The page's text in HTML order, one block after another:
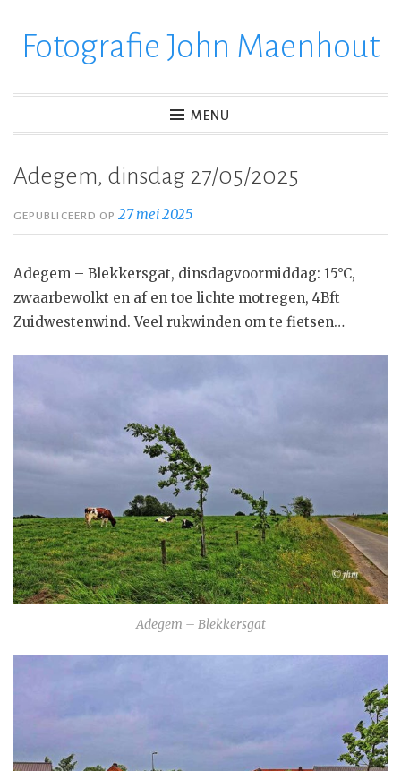
verderFotografie John Maenhout
MENU
Adegem, dinsdag 27/05/2025
GEPUBLICEERD OP27 mei 2025
Adegem – Blekkersgat, dinsdagvoormiddag: 15°C,
zwaarbewolkt en af en toe lichte motregen, 4Bft
Zuidwestenwind. Veel rukwinden om te fietsen…
Adegem – Blekkersgat